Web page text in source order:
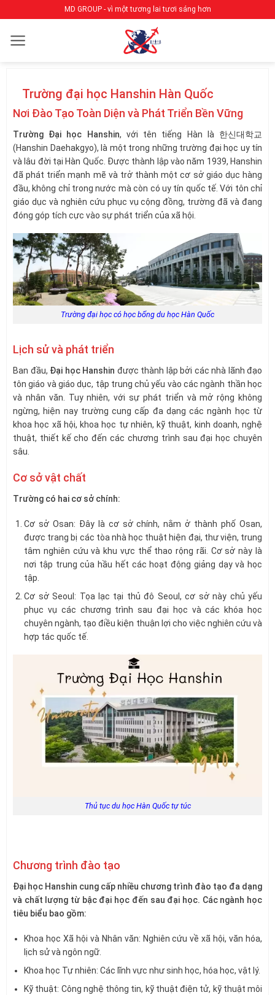
qua
nội
MD GROUP - vì một tương lai tươi sáng hơn
Trường đại học Hanshin Hàn Quốc
Nơi Đào Tạo Toàn Diện và Phát Triển Bền Vững
Trường Đại học Hanshin, với tên tiếng Hàn là 한신대학교
(Hanshin Daehakgyo), là một trong những trường đại học uy tín
và lâu đời tại Hàn Quốc. Được thành lập vào năm 1939, Hanshin
đã phát triển mạnh mẽ và trở thành một cơ sở giáo dục hàng
đầu, không chỉ trong nước mà còn có uy tín quốc tế. Với tôn chỉ
giáo dục và nghiên cứu phục vụ cộng đồng, trường đã và đang
đóng góp tích cực vào sự phát triển của xã hội.
Trường đại học có học bổng du học Hàn Quốc
Lịch sử và phát triển
Ban đầu, Đại học Hanshin được thành lập bởi các nhà lãnh đạo
tôn giáo và giáo dục, tập trung chủ yếu vào các ngành thần học
và nhân văn. Tuy nhiên, với sự phát triển và mở rộng không
ngừng, hiện nay trường cung cấp đa dạng các ngành học từ
khoa học xã hội, khoa học tự nhiên, kỹ thuật, kinh doanh, nghệ
thuật, thiết kế cho đến các chương trình sau đại học chuyên
sâu.
Cơ sở vật chất
Trường có hai cơ sở chính:
Cơ sở Osan: Đây là cơ sở chính, nằm ở thành phố Osan,
được trang bị các tòa nhà học thuật hiện đại, thư viện, trung
tâm nghiên cứu và khu vực thể thao rộng rãi. Cơ sở này là
nơi tập trung của hầu hết các hoạt động giảng dạy và học
tập.
Cơ sở Seoul: Tọa lạc tại thủ đô Seoul, cơ sở này chủ yếu
phục vụ các chương trình sau đại học và các khóa học
chuyên ngành, tạo điều kiện thuận lợi cho việc nghiên cứu và
hợp tác quốc tế.
Thủ tục du học Hàn Quốc tự túc
Chương trình đào tạo
Đại học Hanshin cung cấp nhiều chương trình đào tạo đa dạng
và chất lượng từ bậc đại học đến sau đại học. Các ngành học
tiêu biểu bao gồm:
Khoa học Xã hội và Nhân văn: Nghiên cứu về xã hội, văn hóa,
lịch sử và ngôn ngữ.
Khoa học Tự nhiên: Các lĩnh vực như sinh học, hóa học, vật lý.
Kỹ thuật: Công nghệ thông tin, kỹ thuật điện tử, kỹ thuật môi